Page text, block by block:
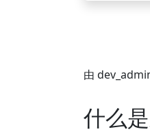
由
什么